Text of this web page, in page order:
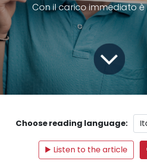
Con il carico immediato è
Choose reading language:
▶️ Listen to the article